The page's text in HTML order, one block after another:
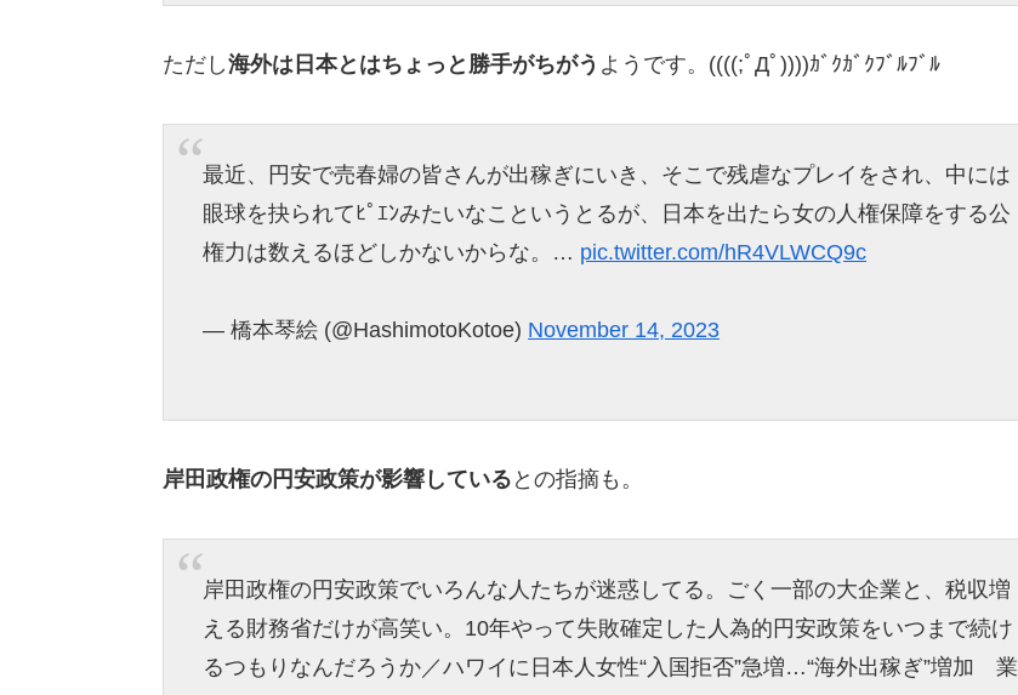
ただし海外は日本とはちょっと勝手がちがう ようです。((((;ﾟДﾟ))))ｶﾞｸｶﾞｸﾌﾞﾙﾌﾞﾙ
最近、円安で売春婦の皆さんが出稼ぎにいき、そこで残虐なプレイをされ、中には
眼球を抉られてﾋﾟｴﾝみたいなこというとるが、日本を出たら女の人権保障をする公
権力は数えるほどしかないからな。… pic.twitter.com/hR4VLWCQ9c
— 橋本琴絵 (@HashimotoKotoe) November 14, 2023
岸田政権の円安政策が影響している との指摘も。
岸田政権の円安政策でいろんな人たちが迷惑してる。ごく一部の大企業と、税収増
える財務省だけが高笑い。10年やって失敗確定した人為的円安政策をいつまで続け
るつもりなんだろうか／ハワイに日本人女性“入国拒否”急増…“海外出稼ぎ”増加 業